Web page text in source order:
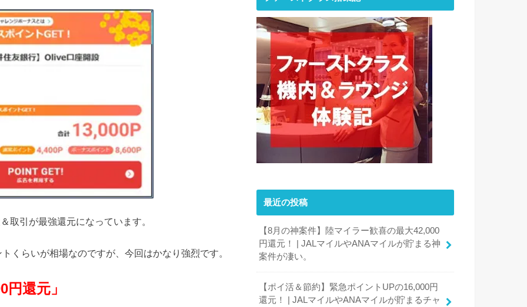
取引が最強還元になっています。
くらいが相場なのですが、今回はかなり強烈です。
円還元」
最近の投稿
【8月の神案件】陸マイラー歓喜の最大42,000
円還元！ | JALマイルやANAマイルが貯まる神
案件が凄い。
【ポイ活＆節約】緊急ポイントUPの16,000円
還元！ | JALマイルやANAマイルが貯まるチャ